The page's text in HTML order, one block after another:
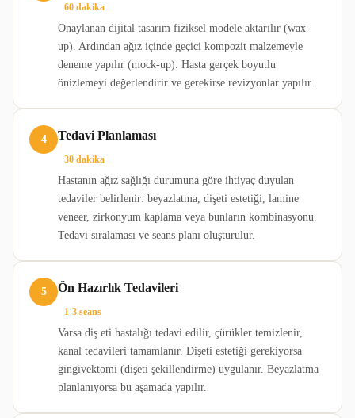
60 dakika
Onaylanan dijital tasarım fiziksel modele aktarılır (wax-
up). Ardından ağız içinde geçici kompozit malzemeyle
deneme yapılır (mock-up). Hasta gerçek boyutlu
önizlemeyi değerlendirir ve gerekirse revizyonlar yapılır.
4 Tedavi Planlaması
30 dakika
Hastanın ağız sağlığı durumuna göre ihtiyaç duyulan
tedaviler belirlenir: beyazlatma, dişeti estetiği, lamine
veneer, zirkonyum kaplama veya bunların kombinasyonu.
Tedavi sıralaması ve seans planı oluşturulur.
5 Ön Hazırlık Tedavileri
1-3 seans
Varsa diş eti hastalığı tedavi edilir, çürükler temizlenir,
kanal tedavileri tamamlanır. Dişeti estetiği gerekiyorsa
gingivektomi (dişeti şekillendirme) uygulanır. Beyazlatma
planlanıyorsa bu aşamada yapılır.